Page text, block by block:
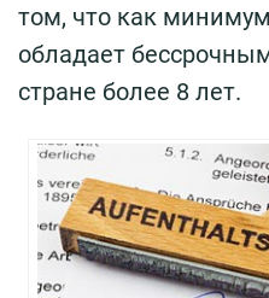
том, что как
обладает
стране более 8 лет.